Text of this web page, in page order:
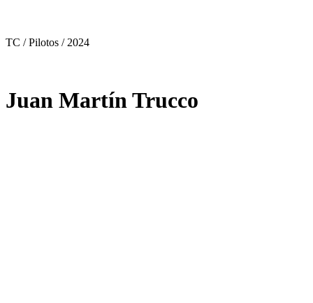
TC / Pilotos / 2024
Juan Martín Trucco